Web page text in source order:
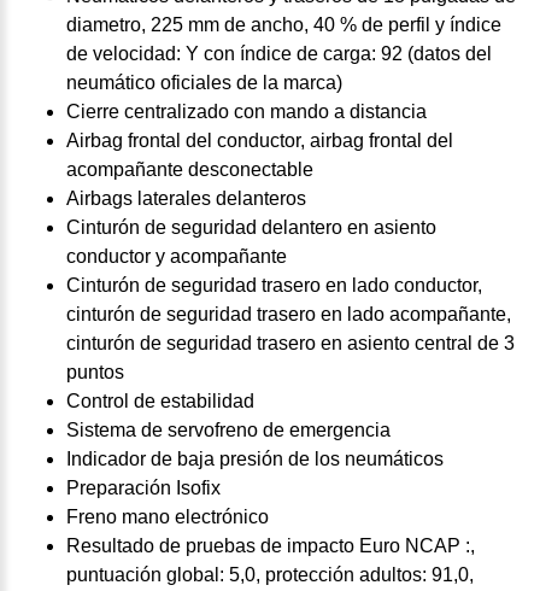
diametro, 225 mm de ancho, 40 % de perfil y índice
de velocidad: Y con índice de carga: 92 (datos del
neumático oficiales de la marca)
Cierre centralizado con mando a distancia
Airbag frontal del conductor, airbag frontal del
acompañante desconectable
Airbags laterales delanteros
Cinturón de seguridad delantero en asiento
conductor y acompañante
Cinturón de seguridad trasero en lado conductor,
cinturón de seguridad trasero en lado acompañante,
cinturón de seguridad trasero en asiento central de 3
puntos
Control de estabilidad
Sistema de servofreno de emergencia
Indicador de baja presión de los neumáticos
Preparación Isofix
Freno mano electrónico
Resultado de pruebas de impacto Euro NCAP :,
puntuación global: 5,0, protección adultos: 91,0,